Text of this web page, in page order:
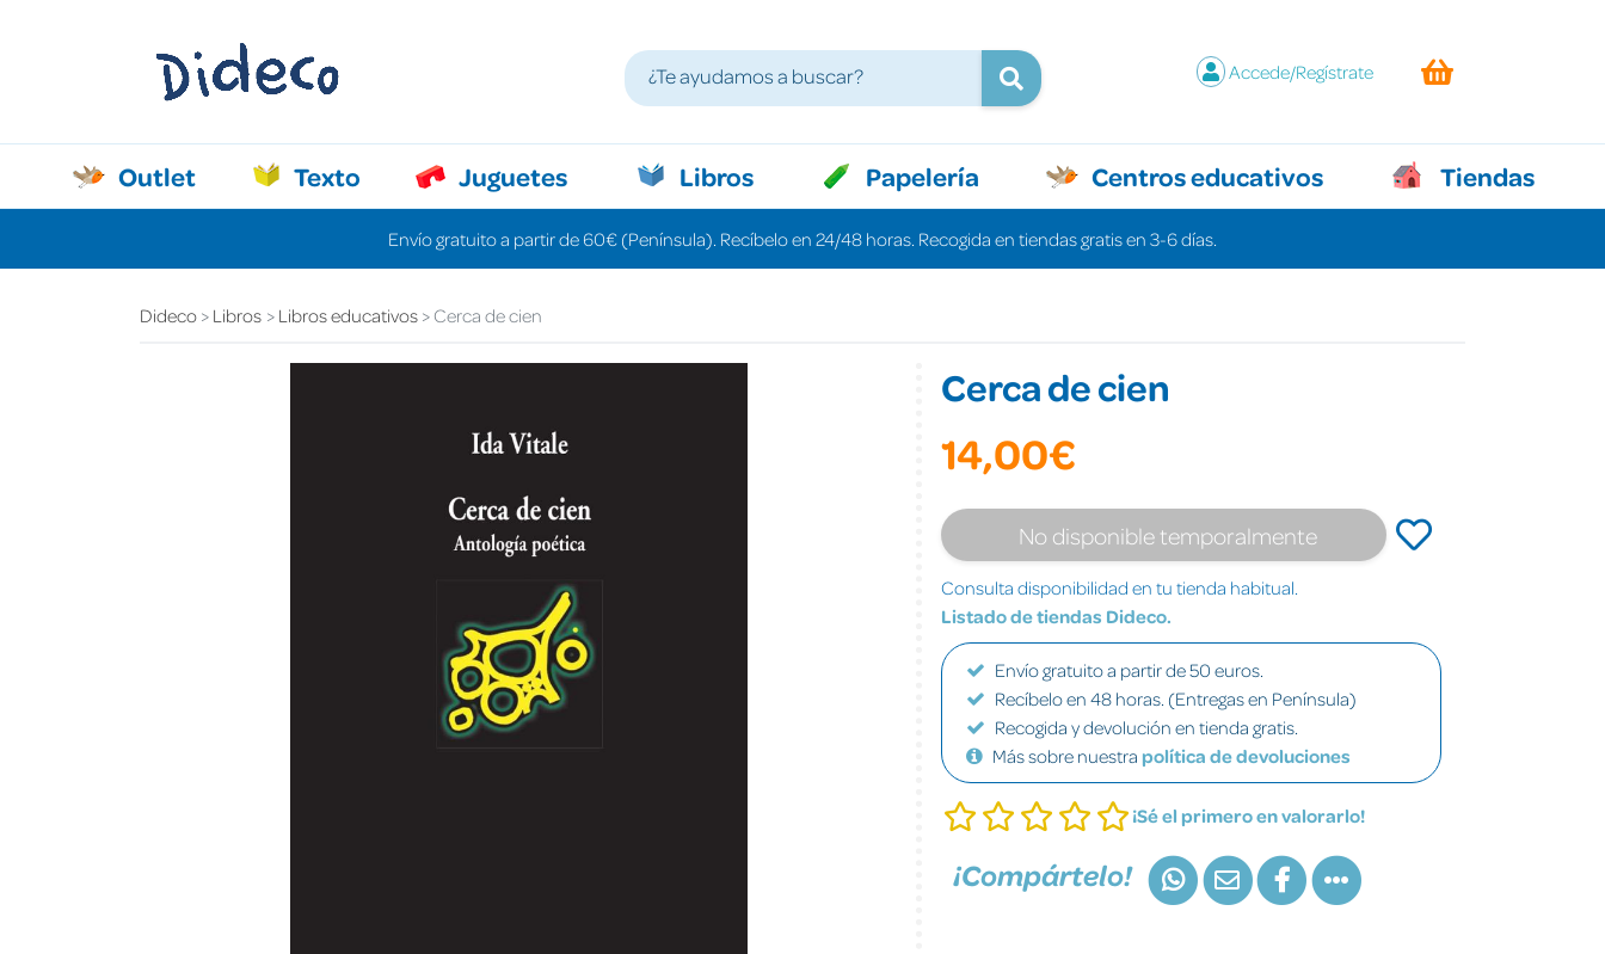
Accede/Regístrate
Outlet Texto Juguetes Libros Papelería Centros educativos Tiendas
Envío gratuito a partir de 60€ (Península). Recíbelo en 24/48 horas. Recogida en tiendas gratis en 3-6 días.
Dideco Libros Libros educativos Cerca de cien
Cerca de cien
14,00€
No disponible temporalmente
Consulta disponibilidad en tu tienda habitual.
Listado de tiendas Dideco.
Envío gratuito a partir de 50 euros.
Recíbelo en 48 horas. (Entregas en Península)
Recogida y devolución en tienda gratis.
Más sobre nuestra política de devoluciones
¡Sé el primero en valorarlo!
¡Compártelo!